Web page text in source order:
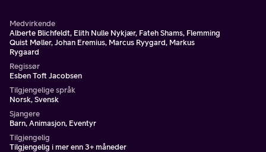
Medvirkende
Alberte Blichfeldt, Elith Nulle Nykjær, Fateh Shams, Flemming
Quist Møller, Johan Eremius, Marcus Ryygard, Markus
Rygaard
Regissør
Esben Toft Jacobsen
Tilgjengelige språk
Norsk, Svensk
Sjangere
Barn, Animasjon, Eventyr
Tilgjengelig
Tilgjengelig i mer enn 3+ måneder